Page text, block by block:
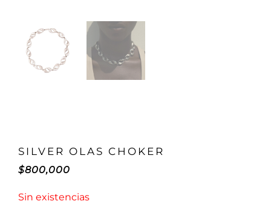
SILVER OLAS CHOKER
$800,000
Sin existencias